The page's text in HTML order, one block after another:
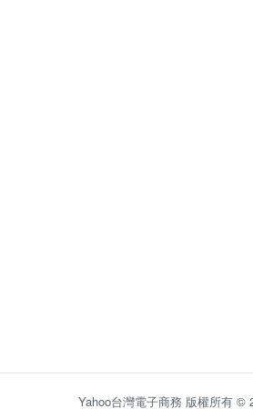
Yahoo台灣電子商務 版權所有 ©